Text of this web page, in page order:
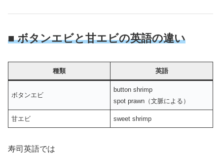
■ ボタンエビと甘エビの英語の違い
種類 英語
ボタンエビ
button shrimp
spot prawn（文脈による）
甘エビ sweet shrimp
寿司英語では